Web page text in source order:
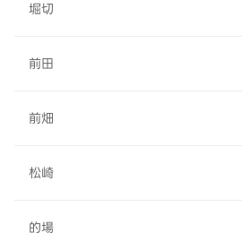
堀切
前田
前畑
松崎
的場